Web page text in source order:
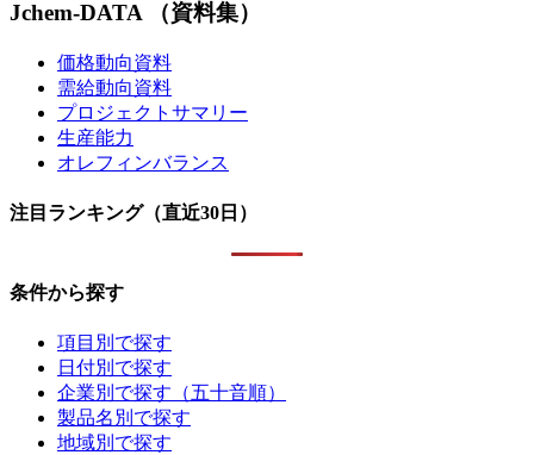
Jchem-DATA （資料集）
価格動向資料
需給動向資料
プロジェクトサマリー
生産能力
オレフィンバランス
注目ランキング（直近30日）
条件から探す
項目別で探す
日付別で探す
企業別で探す（五十音順）
製品名別で探す
地域別で探す